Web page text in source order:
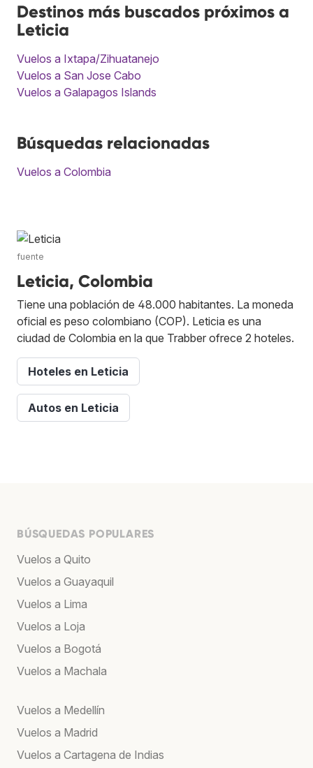
Destinos más buscados próximos a
Leticia
Vuelos a Ixtapa/Zihuatanejo
Vuelos a San Jose Cabo
Vuelos a Galapagos Islands
Búsquedas relacionadas
Vuelos a Colombia
fuente
Leticia, Colombia
Tiene una población de 48.000 habitantes. La moneda
oficial es peso colombiano (COP). Leticia es una
ciudad de Colombia en la que Trabber ofrece 2 hoteles.
Hoteles en Leticia
Autos en Leticia
BÚSQUEDAS POPULARES
Vuelos a Quito
Vuelos a Guayaquil
Vuelos a Lima
Vuelos a Loja
Vuelos a Bogotá
Vuelos a Machala
Vuelos a Medellín
Vuelos a Madrid
Vuelos a Cartagena de Indias